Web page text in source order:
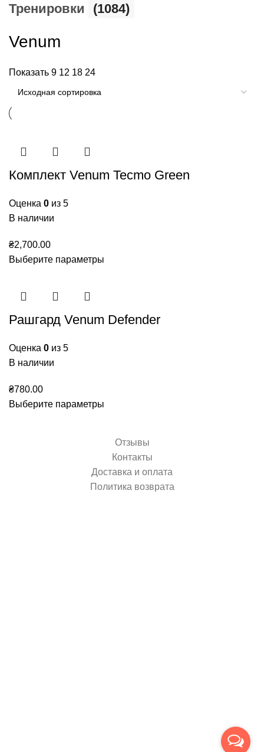
Тренировки (1084)
Venum
Показать 9 12 18 24
Комплект Venum Tecmo Green
Оценка 0 из 5
В наличии
₴2,700.00
Выберите параметры
Рашгард Venum Defender
Оценка 0 из 5
В наличии
₴780.00
Выберите параметры
Отзывы
Контакты
Доставка и оплата
Политика возврата